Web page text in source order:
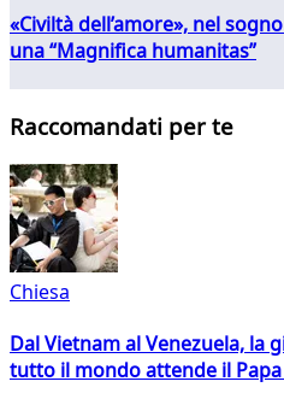
«Civiltà dell’amore», nel
una “Magnifica humanitas”
Raccomandati per te
Chiesa
Dal Vietnam al Venezuela, la
tutto il mondo attende il Papa